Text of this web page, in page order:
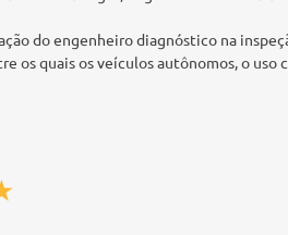
do engenheiro diagnóstico na
os quais os veículos autônomos, o